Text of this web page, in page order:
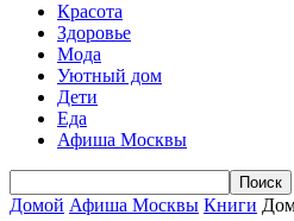
Красота
Здоровье
Мода
Уютный дом
Дети
Еда
Афиша Москвы
Домой Афиша Москвы Книги